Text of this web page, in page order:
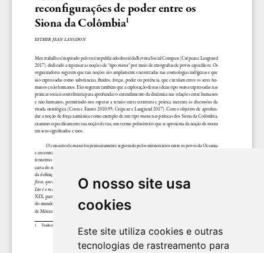
O nosso site usa
cookies
Este site utiliza cookies e outras
tecnologias de rastreamento para